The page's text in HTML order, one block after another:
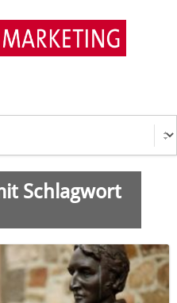
Schlagwort